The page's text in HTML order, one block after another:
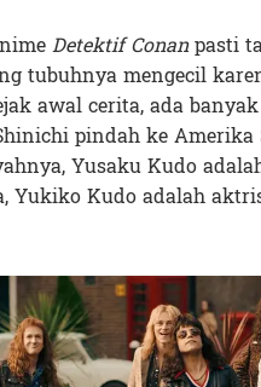
Detektif Conanpasti
tubuhnya mengecil
awal cerita, ada
pindah ke
Yusaku Kudo
Yukiko Kudo adalah